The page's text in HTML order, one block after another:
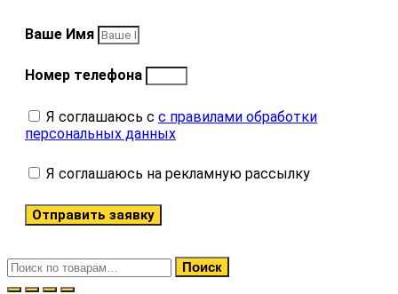
Ваше Имя
Номер телефона
Я соглашаюсь с с правилами обработки
персональных данных
Я соглашаюсь на рекламную рассылку
Отправить заявку
Искать: Поиск